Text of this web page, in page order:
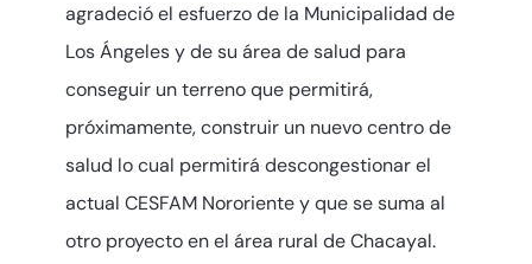
agradeció el esfuerzo de la Municipalidad de
Los Ángeles y de su área de salud para
conseguir un terreno que permitirá,
próximamente, construir un nuevo centro de
salud lo cual permitirá descongestionar el
actual CESFAM Nororiente y que se suma al
otro proyecto en el área rural de Chacayal.